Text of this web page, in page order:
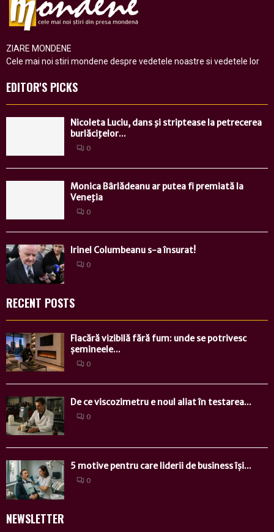
ZIARE MONDENE
Cele mai noi stiri mondene despre vedetele noastre si vedetele lor
EDITOR'S PICKS
Nicoleta Luciu, dans şi striptease la petrecerea
burlăciţelor...
0
Monica Bârlădeanu ar putea fi premiată la
Veneţia
0
Irinel Columbeanu s-a însurat!
0
RECENT POSTS
Flacără vizibilă fără fum: unde se potrivesc
șemineele...
0
De ce viscozimetru e noul aliat în testarea...
0
5 motive pentru care liderii de business își...
0
NEWSLETTER